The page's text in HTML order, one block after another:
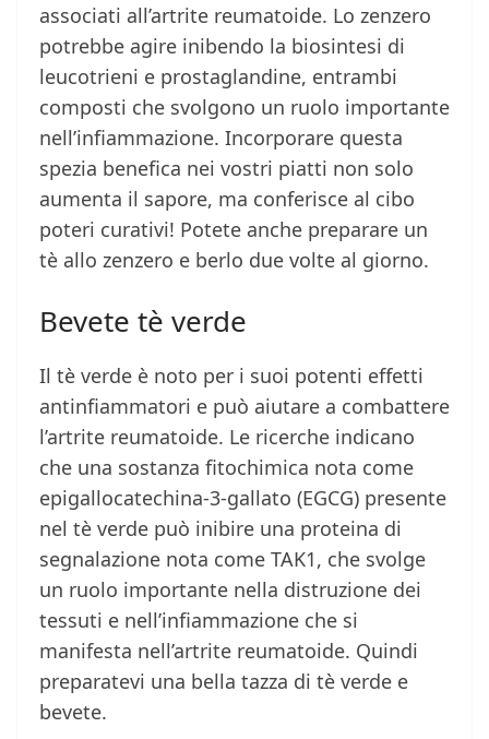
associati all’artrite reumatoide. Lo zenzero
potrebbe agire inibendo la biosintesi di
leucotrieni e prostaglandine, entrambi
composti che svolgono un ruolo importante
nell’infiammazione. Incorporare questa
spezia benefica nei vostri piatti non solo
aumenta il sapore, ma conferisce al cibo
poteri curativi! Potete anche preparare un
tè allo zenzero e berlo due volte al giorno.
Bevete tè verde
Il tè verde è noto per i suoi potenti effetti
antinfiammatori e può aiutare a combattere
l’artrite reumatoide. Le ricerche indicano
che una sostanza fitochimica nota come
epigallocatechina-3-gallato (EGCG) presente
nel tè verde può inibire una proteina di
segnalazione nota come TAK1, che svolge
un ruolo importante nella distruzione dei
tessuti e nell’infiammazione che si
manifesta nell’artrite reumatoide. Quindi
preparatevi una bella tazza di tè verde e
bevete.